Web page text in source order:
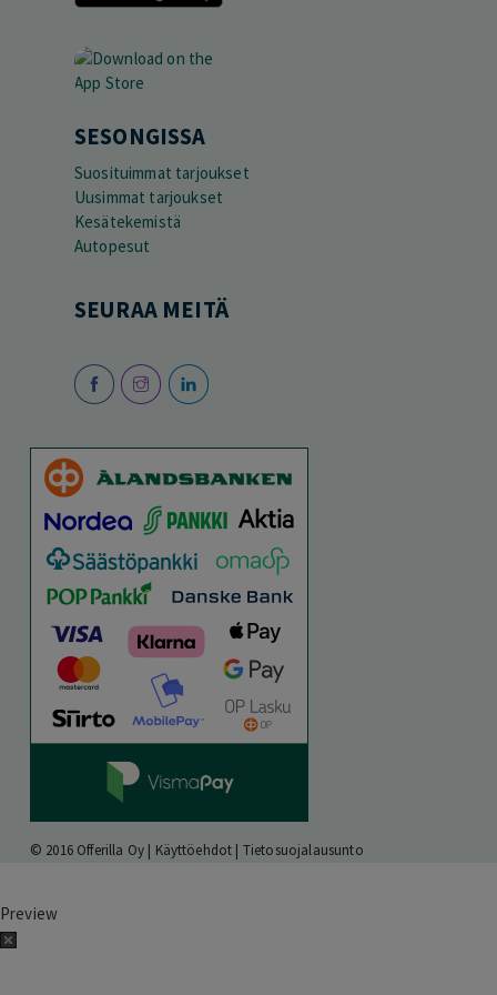
SESONGISSA
Suosituimmat tarjoukset
Uusimmat tarjoukset
Kesätekemistä
Autopesut
SEURAA MEITÄ
© 2016 Offerilla Oy | Käyttöehdot | Tietosuojalausunto
Preview